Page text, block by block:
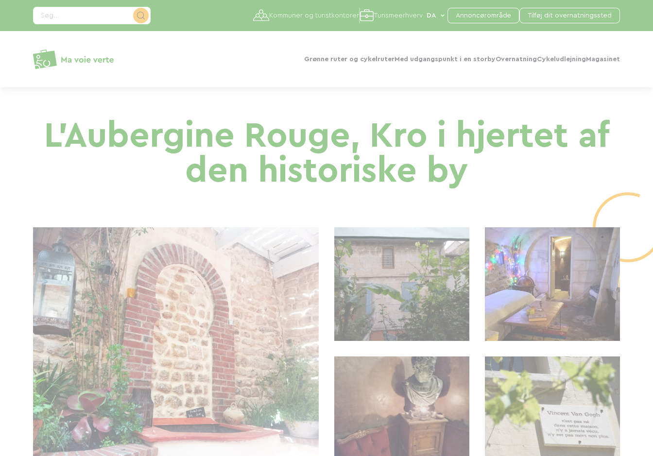
Søg...
Grønne ruter og cykelruterMed udgangspunkt i en storbyOvernatningCykeludlejning Magasinet
Kommuner og turistkontorer Turismeerhverv Annoncørområde Tilføj dit overnatningssted
L'Aubergine Rouge, Kro i hjertet af
den historiske by
CCookie-styringspanel